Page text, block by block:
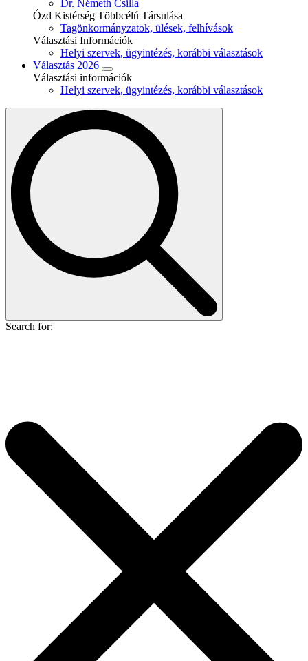
Dr. Németh Csilla
Ózd Kistérség Többcélú Társulása
Tagönkormányzatok, ülések, felhívások
Választási Információk
Helyi szervek, ügyintézés, korábbi választások
Választás 2026
Választási információk
Helyi szervek, ügyintézés, korábbi választások
Search for: